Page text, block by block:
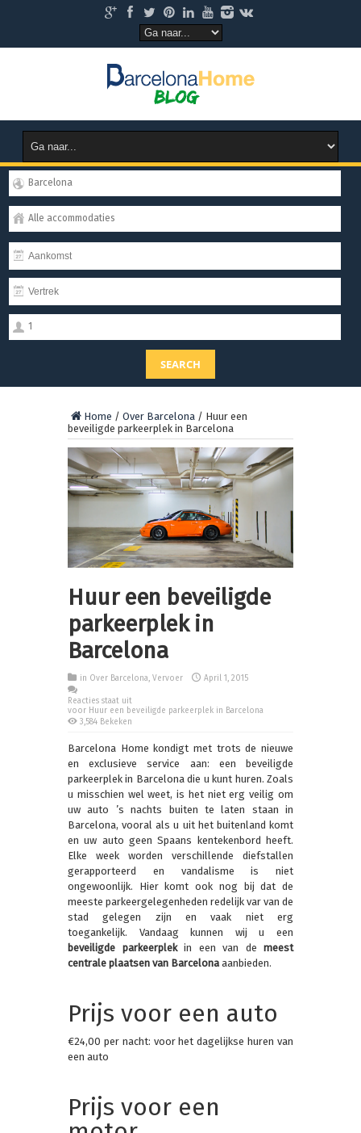
Barcelona
Alle accommodaties
1
SEARCH
Home / Over Barcelona / Huur een
beveiligde parkeerplek in Barcelona
Huur een beveiligde
parkeerplek in
Barcelona
in Over Barcelona, Vervoer April 1, 2015
Reacties staat uit
voor Huur een beveiligde parkeerplek in Barcelona
3,584 Bekeken
Barcelona Home kondigt met trots de nieuwe
en exclusieve service aan: een beveiligde
parkeerplek in Barcelona die u kunt huren. Zoals
u misschien wel weet, is het niet erg veilig om
uw auto ’s nachts buiten te laten staan in
Barcelona, vooral als u uit het buitenland komt
en uw auto geen Spaans kentekenbord heeft.
Elke week worden verschillende diefstallen
gerapporteerd en vandalisme is niet
ongewoonlijk. Hier komt ook nog bij dat de
meeste parkeergelegenheden redelijk var van de
stad gelegen zijn en vaak niet erg
toegankelijk. Vandaag kunnen wij u een
beveiligde parkeerplekin een van de meest
centrale plaatsen van Barcelona aanbieden.
Prijs voor een auto
€24,00 per nacht: voor het dagelijkse huren van
een auto
Prijs voor een